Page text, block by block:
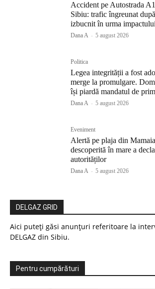
Accident pe Autostrada
Sibiu: trafic îngreunat
izbucnit în urma impactului
Dana A - 5 august 2026
Politica
Legea integrității a fost
merge la promulgare.
își piardă mandatul de
Dana A - 5 august 2026
Eveniment
Alertă pe plaja din
descoperită în mare a
autorităților
Dana A - 5 august 2026
DELGAZ GRID
Aici puteți găsi anunțuri referitoare la
DELGAZ din Sibiu.
Pentru cumpărături